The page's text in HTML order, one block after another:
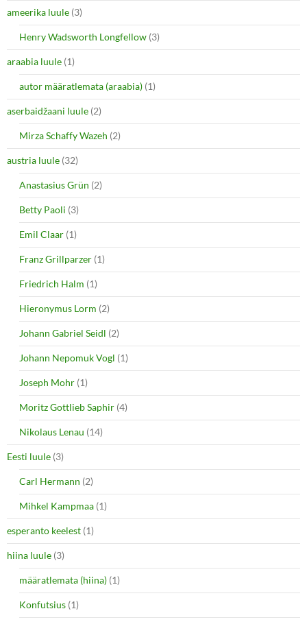
ameerika luule (3)
Henry Wadsworth Longfellow (3)
araabia luule (1)
autor määratlemata (araabia) (1)
aserbaidžaani luule (2)
Mirza Schaffy Wazeh (2)
austria luule (32)
Anastasius Grün (2)
Betty Paoli (3)
Emil Claar (1)
Franz Grillparzer (1)
Friedrich Halm (1)
Hieronymus Lorm (2)
Johann Gabriel Seidl (2)
Johann Nepomuk Vogl (1)
Joseph Mohr (1)
Moritz Gottlieb Saphir (4)
Nikolaus Lenau (14)
Eesti luule (3)
Carl Hermann (2)
Mihkel Kampmaa (1)
esperanto keelest (1)
hiina luule (3)
määratlemata (hiina) (1)
Konfutsius (1)